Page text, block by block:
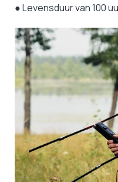
● Levensduur van 100